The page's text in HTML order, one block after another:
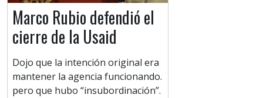
Marco Rubio defendió el
cierre de la Usaid
Dojo que la intención original era
mantener la agencia funcionando.
pero que hubo “insubordinación”.